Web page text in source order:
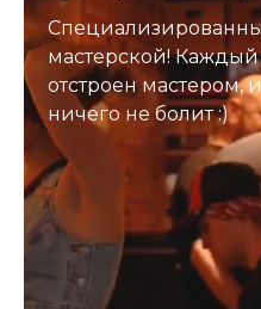
мастерской!
отстроен мастером,
ничего не болит :)